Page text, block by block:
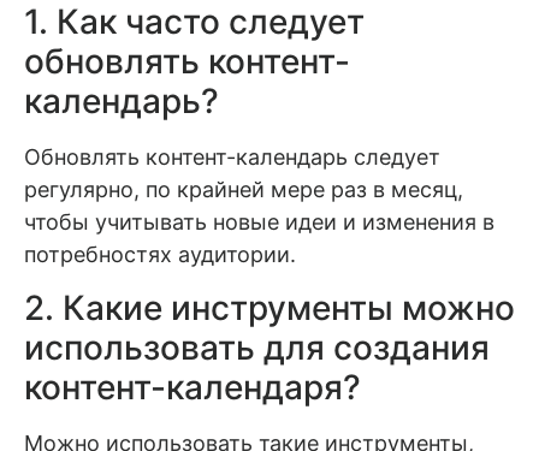
1. Как часто следует
обновлять контент-
календарь?
Обновлять контент-календарь следует
регулярно, по крайней мере раз в месяц,
чтобы учитывать новые идеи и изменения в
потребностях аудитории.
2. Какие инструменты можно
использовать для создания
контент-календаря?
Можно использовать такие инструменты,